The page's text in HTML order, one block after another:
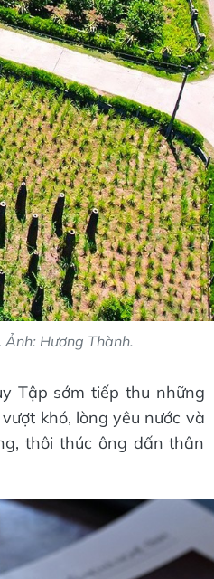
Ảnh: Hương Thành.
Tập sớm tiếp thu những
khó, lòng yêu nước và
thôi thúc ông dấn thân